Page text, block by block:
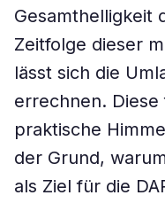
Gesamthelligkeit
Zeitfolge dieser
lässt sich die
errechnen.
praktische
der Grund,
als Ziel für die